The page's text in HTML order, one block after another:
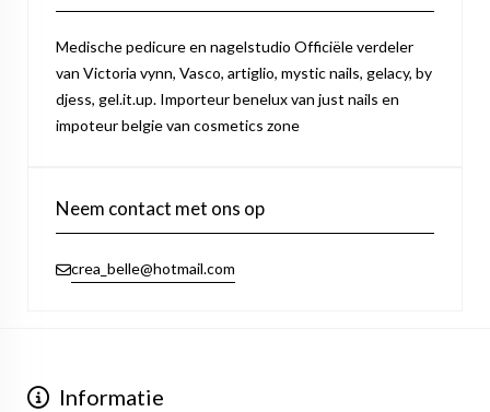
Medische pedicure en nagelstudio Officiële verdeler
van Victoria vynn, Vasco, artiglio, mystic nails, gelacy, by
djess, gel.it.up. Importeur benelux van just nails en
impoteur belgie van cosmetics zone
Neem contact met ons op
crea_belle@hotmail.com
Informatie